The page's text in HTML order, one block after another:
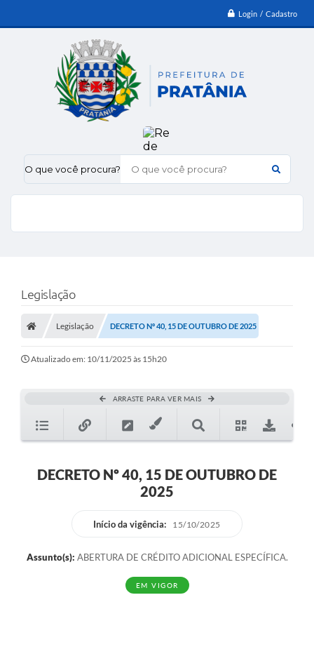
Login / Cadastro
O que você procura?
Legislação
Legislação DECRETO Nº 40, 15 DE OUTUBRO DE 2025
Atualizado em: 10/11/2025 às 15h20
ARRASTE PARA VER MAIS
DECRETO Nº 40, 15 DE OUTUBRO DE
2025
Início da vigência: 15/10/2025
Assunto(s): ABERTURA DE CRÉDITO ADICIONAL ESPECÍFICA.
EM VIGOR